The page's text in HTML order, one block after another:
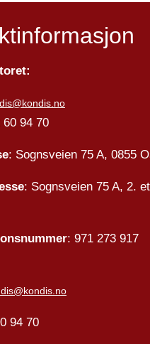
60 94 70
: Sognsveien 75 A, 0855
: Sognsveien 75 A, 2.
: 971 273 917
94 70